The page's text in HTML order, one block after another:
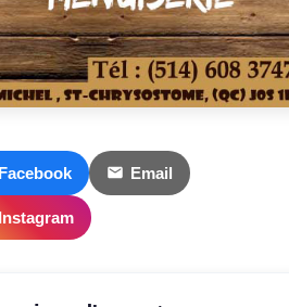
Facebook Email
Instagram